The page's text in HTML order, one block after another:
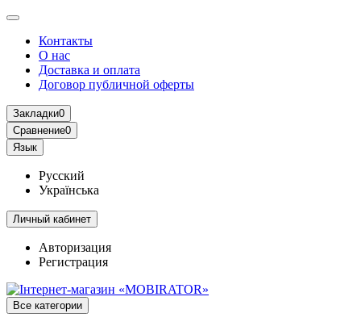
Контакты
О нас
Доставка и оплата
Договор публичной оферты
Закладки0
Сравнение0
Язык
Русский
Українська
Личный кабинет
Авторизация
Регистрация
Все категории